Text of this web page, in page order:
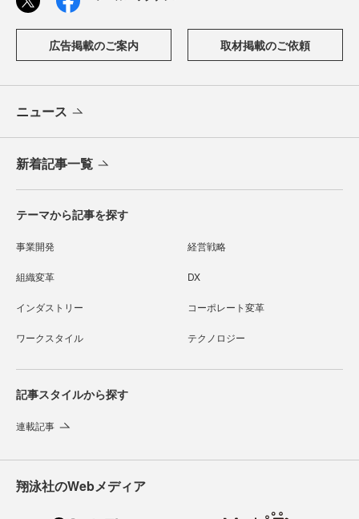
広告掲載のご案内 取材掲載のご依頼
ニュース
新着記事一覧
テーマから記事を探す
事業開発 経営戦略
組織変革 DX
インダストリー コーポレート変革
ワークスタイル テクノロジー
記事スタイルから探す
連載記事
翔泳社のWebメディア